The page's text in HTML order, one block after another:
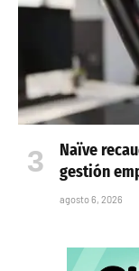
Naïve
gestión
agosto 6, 2026